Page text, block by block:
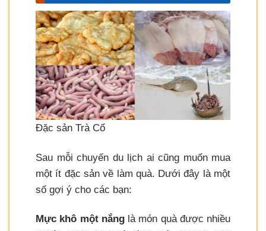
Đặc sản Trà Cổ
Sau mỗi chuyến du lịch ai cũng muốn mua
một ít đặc sản về làm quà. Dưới đây là một
số gợi ý cho các bạn:
Mực khô một nắnglà món quà được nhiều